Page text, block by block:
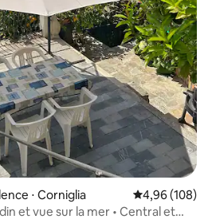
⋅ Corniglia Évaluation
4,96 (108)
et vue sur la mer • Central et